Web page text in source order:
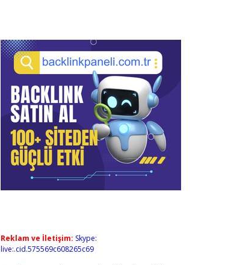
Reklam ve İletişim: Skype:
live:.cid.575569c608265c69